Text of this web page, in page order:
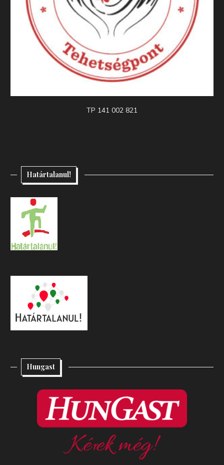
TP 141 002 821
Határtalanul!
Hungast